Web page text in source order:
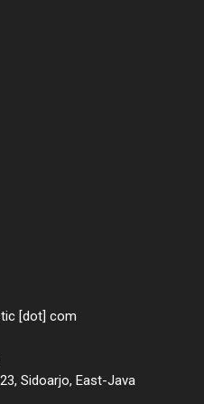
[dot] com
Sidoarjo, East-Java